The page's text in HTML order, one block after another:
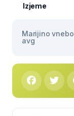
Izjeme
Marijino
avg